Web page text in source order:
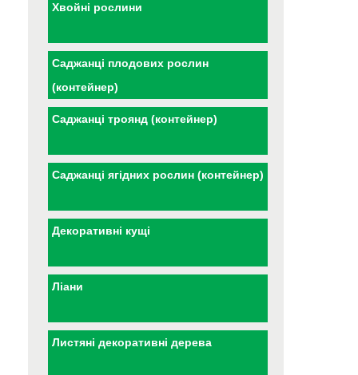
Хвойні рослини
Саджанці плодових рослин
(контейнер)
Саджанці троянд (контейнер)
Саджанці ягідних рослин (контейнер)
Декоративні кущі
Ліани
Листяні декоративні дерева